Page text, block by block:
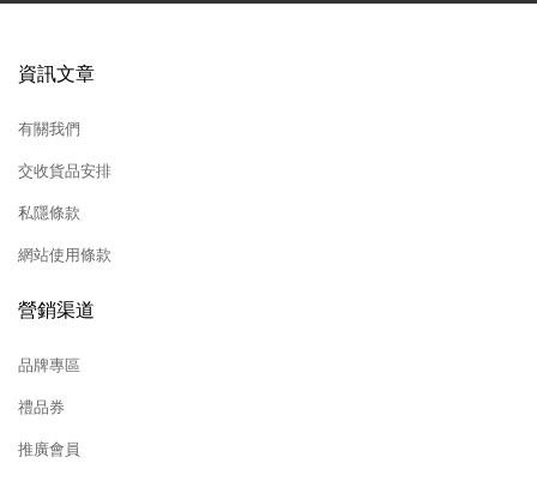
資訊文章
有關我們
交收貨品安排
私隱條款
網站使用條款
營銷渠道
品牌專區
禮品券
推廣會員